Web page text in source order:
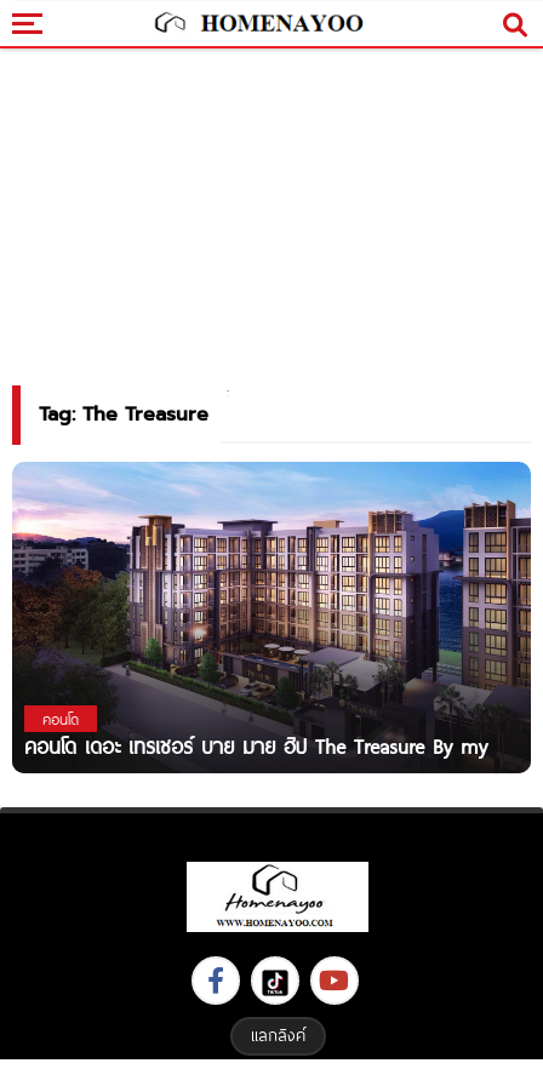
Tag: The Treasure
คอนโด
คอนโด เดอะ เทรเชอร์ บาย มาย ฮิป The Treasure By my
แลกลิงค์